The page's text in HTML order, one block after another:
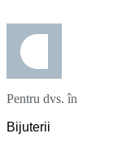
Pentru dvs. în
Bijuterii